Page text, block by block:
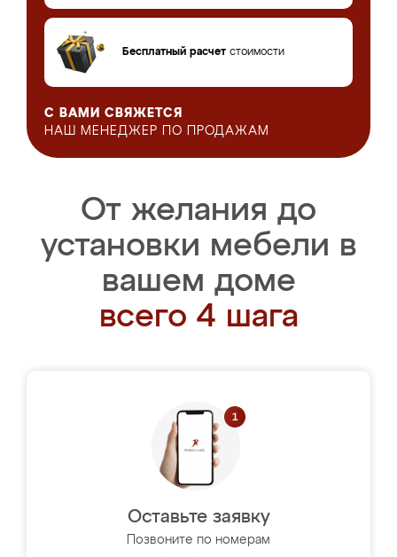
Бесплатный расчет стоимости
С ВАМИ СВЯЖЕТСЯ
НАШ МЕНЕДЖЕР
ПО ПРОДАЖАМ
От желания до
установки мебели в
вашем доме
всего 4 шага
Оставьте заявку
Позвоните по номерам